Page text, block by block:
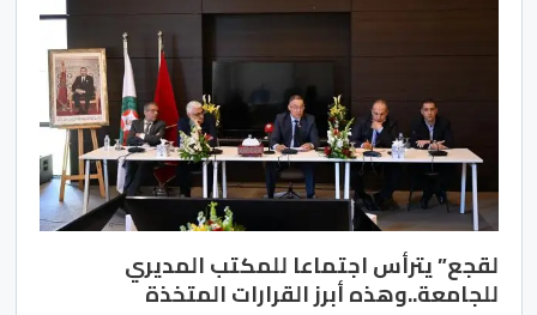
لقجع” يترأس اجتماعا للمكتب المديري
للجامعة..وهذه أبرز القرارات المتخذة